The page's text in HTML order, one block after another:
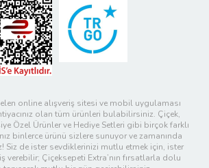
online alışveriş sitesi ve mobil uygulaması
olan tüm ürünleri bulabilirsiniz. Çiçek,
Özel Ürünler ve Hediye Setleri gibi birçok farklı
binlerce ürünü sizlere sunuyor ve zamanında
Siz de ister sevdiklerinizi mutlu etmek için, ister
verebilir; Çiçeksepeti Extra’nın fırsatlarla dolu